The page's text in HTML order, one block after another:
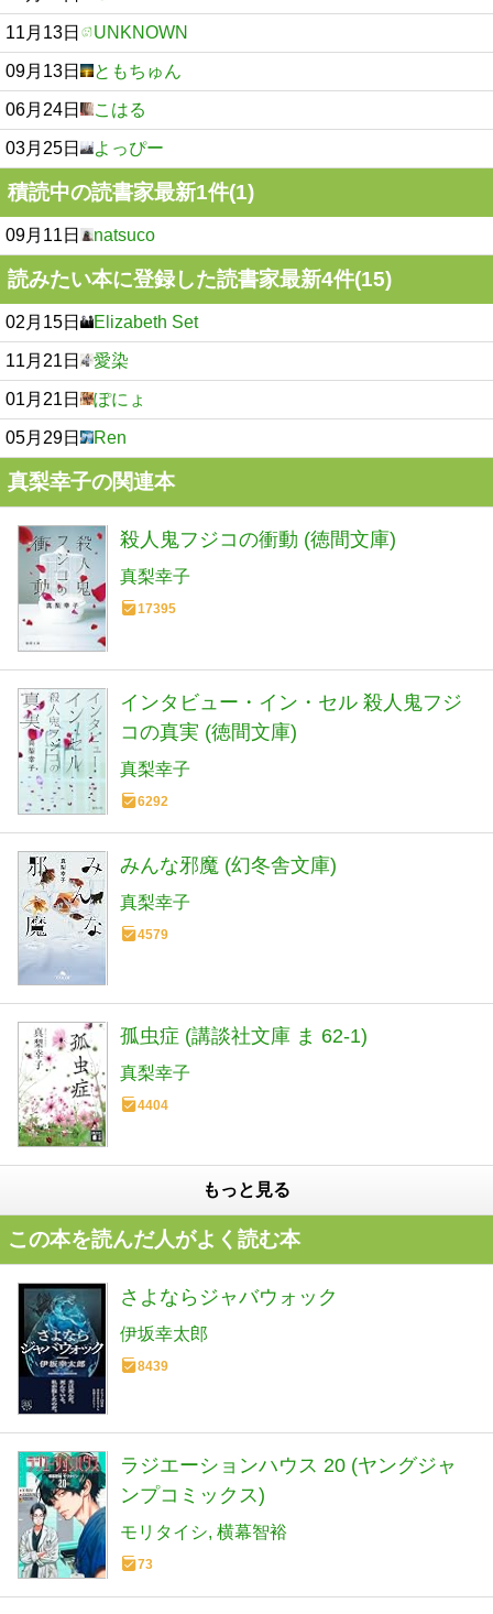
11月13日 UNKNOWN
09月13日 ともちゅん
06月24日 こはる
03月25日 よっぴー
積読中の読書家最新1件(1)
09月11日 natsuco
読みたい本に登録した読書家最新4件(15)
02月15日 Elizabeth Set
11月21日 愛染
01月21日 ぽにょ
05月29日 Ren
真梨幸子の関連本
殺人鬼フジコの衝動 (徳間文庫)
真梨幸子
17395
インタビュー・イン・セル 殺人鬼フジ
コの真実 (徳間文庫)
真梨幸子
6292
みんな邪魔 (幻冬舎文庫)
真梨幸子
4579
孤虫症 (講談社文庫 ま 62-1)
真梨幸子
4404
もっと見る
この本を読んだ人がよく読む本
さよならジャバウォック
伊坂幸太郎
8439
ラジエーションハウス 20 (ヤングジャ
ンプコミックス)
モリタイシ 横幕智裕
73